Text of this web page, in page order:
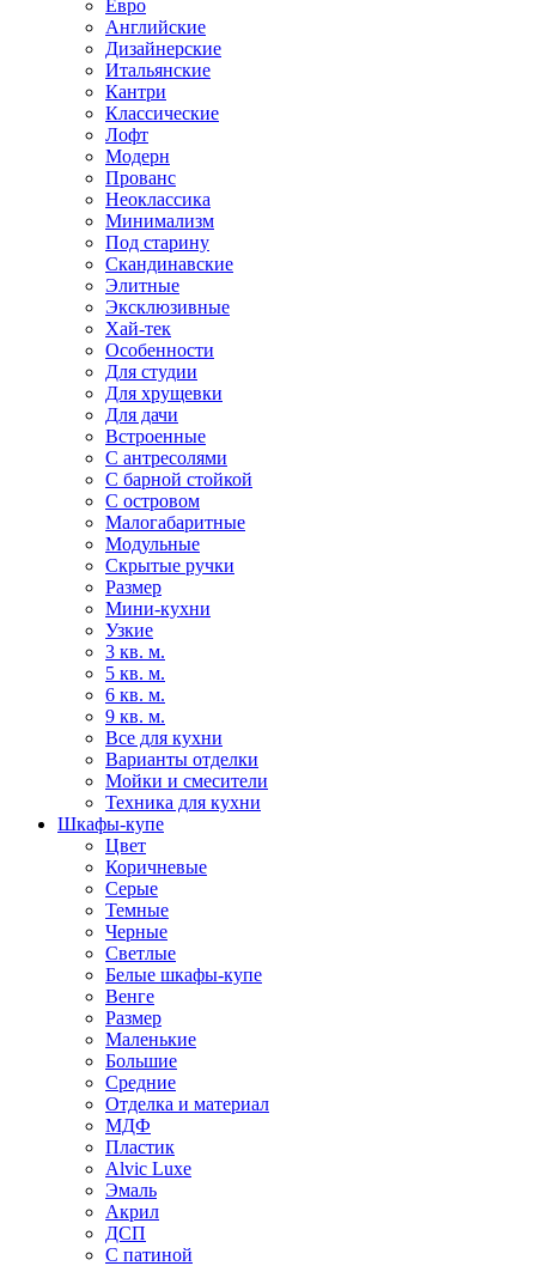
Евро
Английские
Дизайнерские
Итальянские
Кантри
Классические
Лофт
Модерн
Прованс
Неоклассика
Минимализм
Под старину
Скандинавские
Элитные
Эксклюзивные
Хай-тек
Особенности
Для студии
Для хрущевки
Для дачи
Встроенные
С антресолями
С барной стойкой
С островом
Малогабаритные
Модульные
Скрытые ручки
Размер
Мини-кухни
Узкие
3 кв. м.
5 кв. м.
6 кв. м.
9 кв. м.
Все для кухни
Варианты отделки
Мойки и смесители
Техника для кухни
Шкафы-купе
Цвет
Коричневые
Серые
Темные
Черные
Светлые
Белые шкафы-купе
Венге
Размер
Маленькие
Большие
Средние
Отделка и материал
МДФ
Пластик
Alvic Luxe
Эмаль
Акрил
ДСП
С патиной